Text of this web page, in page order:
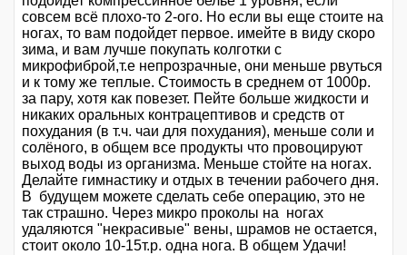
совсем всё плохо-то 2-ого. Но если вы еще стоите на
ногах, то вам подойдет первое. имейте в виду скоро
зима, и вам лучше покупать колготки с
микрофиброй,т.е непрозрачные, они меньше рвуться
и к тому же теплые. Стоимость в среднем от 1000р.
за пару, хотя как повезет. Пейте больше жидкости и
никаких оральных контрацептивов и средств от
похудания (в т.ч. чаи для похудания), меньше соли и
солёного, в общем все продукты что провоцируют
выход воды из организма. Меньше стойте на ногах.
Делайте гимнастику и отдых в течении рабочего дня.
В будущем можете сделать себе операцию, это не
так страшно. Через микро проколы на ногах
удаляются "некрасивые" вены, шрамов не остается,
стоит около 10-15т.р. одна нога. В общем Удачи!